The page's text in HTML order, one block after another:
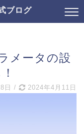
ブログ
メータの設
日 / 2024年4月11日